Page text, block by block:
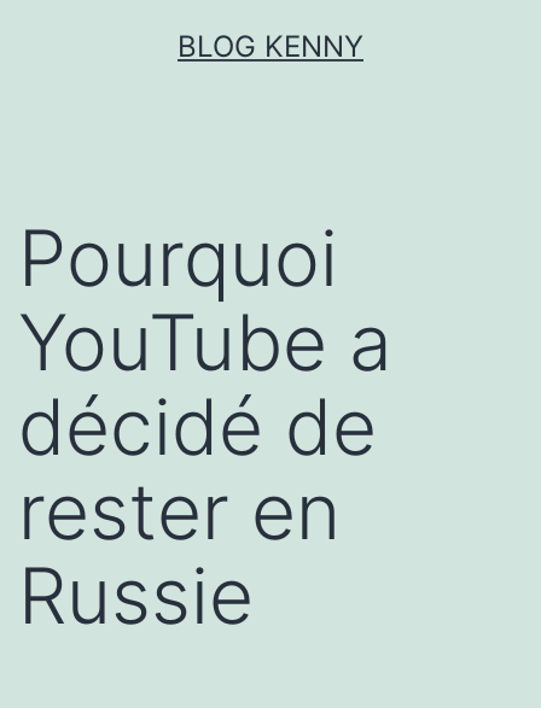
BLOG KENNY
Pourquoi
YouTube a
décidé de
rester en
Russie